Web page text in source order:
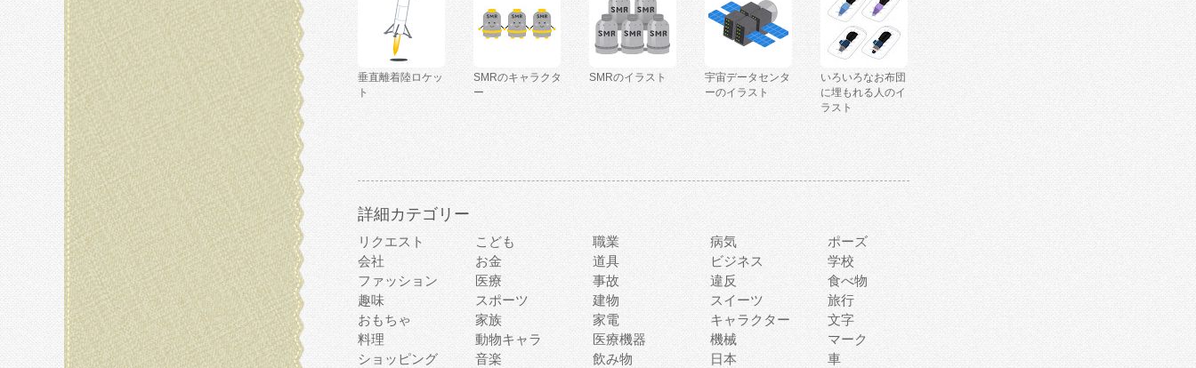
垂直離着陸ロケッ
ト
SMRのキャラクタ
ー
SMRのイラスト
宇宙データセンタ
ーのイラスト
いろいろなお布団
に埋もれる人のイ
ラスト
詳細カテゴリー
リクエスト こども 職業 病気
ポーズ
会社
お金 道具 ビジネス
学校
ファッション
医療 事故 違反
食べ物
趣味
スポーツ 建物 スイーツ
旅行
おもちゃ
家族 家電 キャラクター
文字
料理
動物キャラ 医療機器 機械
マーク
ショッピング
音楽 飲み物 日本
車